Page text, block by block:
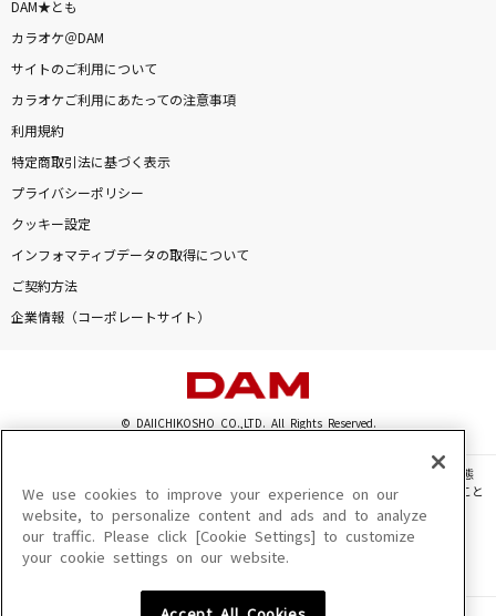
DAM★とも
カラオケ＠DAM
サイトのご利用について
カラオケご利用にあたっての注意事項
利用規約
特定商取引法に基づく表示
プライバシーポリシー
クッキー設定
インフォマティブデータの取得について
ご契約方法
企業情報（コーポレートサイト）
© DAIICHIKOSHO CO.,LTD. All Rights Reserved.
このサイトに掲載されている一切の文章・画像・写真・動画・音声等を、手段や形態
を問わず、著作権法の定める範囲を超えて無断で複製、転載、ファイル化などすること
を禁じます。
楽曲及びコンテンツは、機種によりご利用いただけない場合があります。
楽曲及びコンテンツの配信日、配信内容が変更になる場合があります。
We use cookies to improve your experience on our
website, to personalize content and ads and to analyze
our traffic. Please click [Cookie Settings] to customize
your cookie settings on our website.